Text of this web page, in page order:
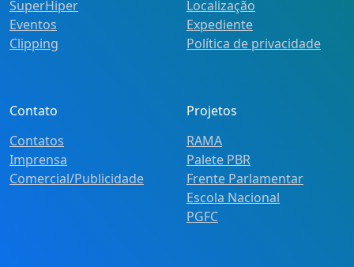
SuperHiper
Eventos
Clipping
Localização
Expediente
Política de privacidade
Contato
Contatos
Imprensa
Comercial/Publicidade
Projetos
RAMA
Palete PBR
Frente Parlamentar
Escola Nacional
PGFC